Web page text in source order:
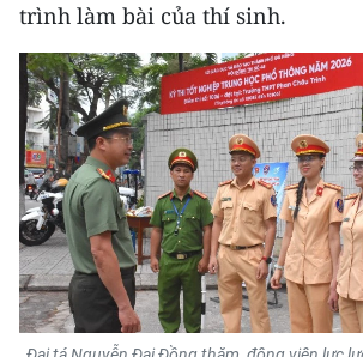
THỜI NAY
NHÂN DÂN CUỐI TUẦN
NHÂN DÂN HẰNG THÁNG
MUA BÁO
ĐỌC BÁO IN
ENGLISH
trình làm bài của thí sinh.